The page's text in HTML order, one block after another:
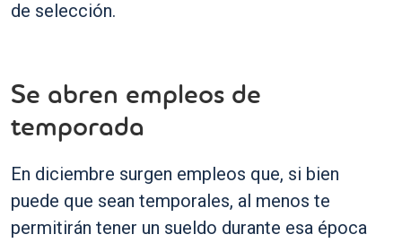
de selección.
Se abren empleos de
temporada
En diciembre surgen empleos que, si bien
puede que sean temporales, al menos te
permitirán tener un sueldo durante esa época